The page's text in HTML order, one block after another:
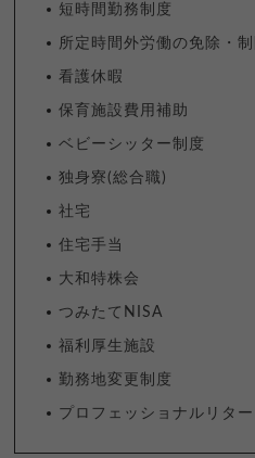
短時間勤務制度
所定時間外労働の免除・制
看護休暇
保育施設費用補助
ベビーシッター制度
独身寮(総合職)
社宅
住宅手当
大和特株会
つみたてNISA
福利厚生施設
勤務地変更制度
プロフェッショナルリタ